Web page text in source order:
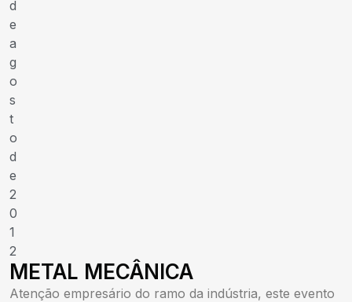
d
e
a
g
o
s
t
o
d
e
2
0
1
2
METAL MECÂNICA
Atenção empresário do ramo da indústria, este evento